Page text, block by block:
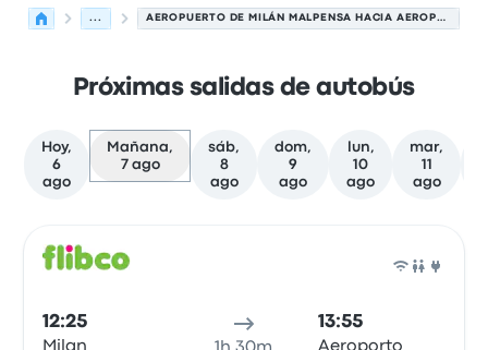
... AEROPUERTO DE MILÁN MALPENSA HACIA AEROPUERTO DE MILÁN LINATE
Próximas salidas de autobús
Hoy,
6
ago
Mañana,
7 ago
sáb,
8
ago
dom,
9
ago
lun,
10
ago
mar,
11
ago
12:25
Milan
13:55
Aeroporto